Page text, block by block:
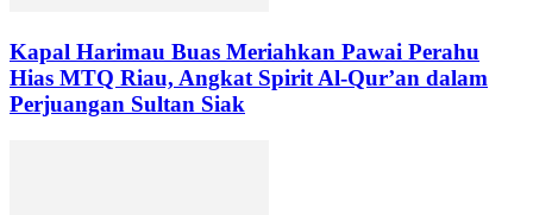
Kapal Harimau Buas Meriahkan Pawai Perahu
Hias MTQ Riau, Angkat Spirit Al-Qur’an dalam
Perjuangan Sultan Siak